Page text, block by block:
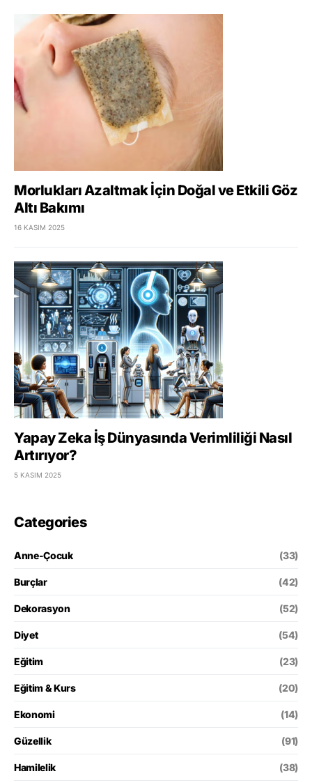
Morlukları Azaltmak İçin Doğal ve Etkili Göz
Altı Bakımı
16 KASIM 2025
Yapay Zeka İş Dünyasında Verimliliği Nasıl
Artırıyor?
5 KASIM 2025
Categories
Anne-Çocuk (33)
Burçlar (42)
Dekorasyon (52)
Diyet (54)
Eğitim (23)
Eğitim & Kurs (20)
Ekonomi (14)
Güzellik (91)
Hamilelik (38)